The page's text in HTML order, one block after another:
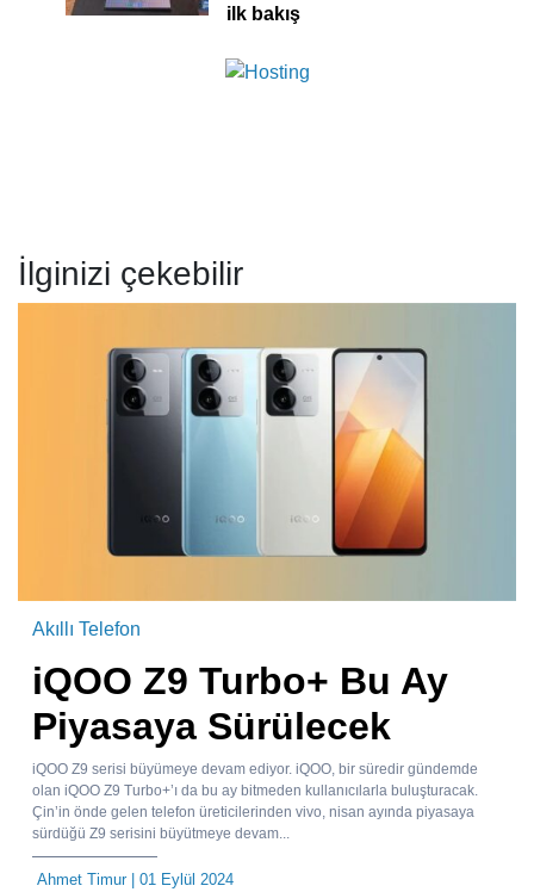
ilk bakış
İlginizi çekebilir
Akıllı Telefon
iQOO Z9 Turbo+ Bu Ay
Piyasaya Sürülecek
iQOO Z9 serisi büyümeye devam ediyor. iQOO, bir süredir gündemde
olan iQOO Z9 Turbo+’ı da bu ay bitmeden kullanıcılarla buluşturacak.
Çin’in önde gelen telefon üreticilerinden vivo, nisan ayında piyasaya
sürdüğü Z9 serisini büyütmeye devam...
Ahmet Timur| 01 Eylül 2024